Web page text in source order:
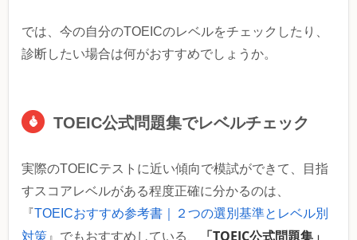
では、今の自分のTOEICのレベルをチェックしたり、
診断したい場合は何がおすすめでしょうか。
TOEIC公式問題集でレベルチェック
実際のTOEICテストに近い傾向で模試ができて、目指
すスコアレベルがある程度正確に分かるのは、
『TOEICおすすめ参考書｜２つの選別基準とレベル別
対策 』でもおすすめしている、 「TOEIC公式問題集」